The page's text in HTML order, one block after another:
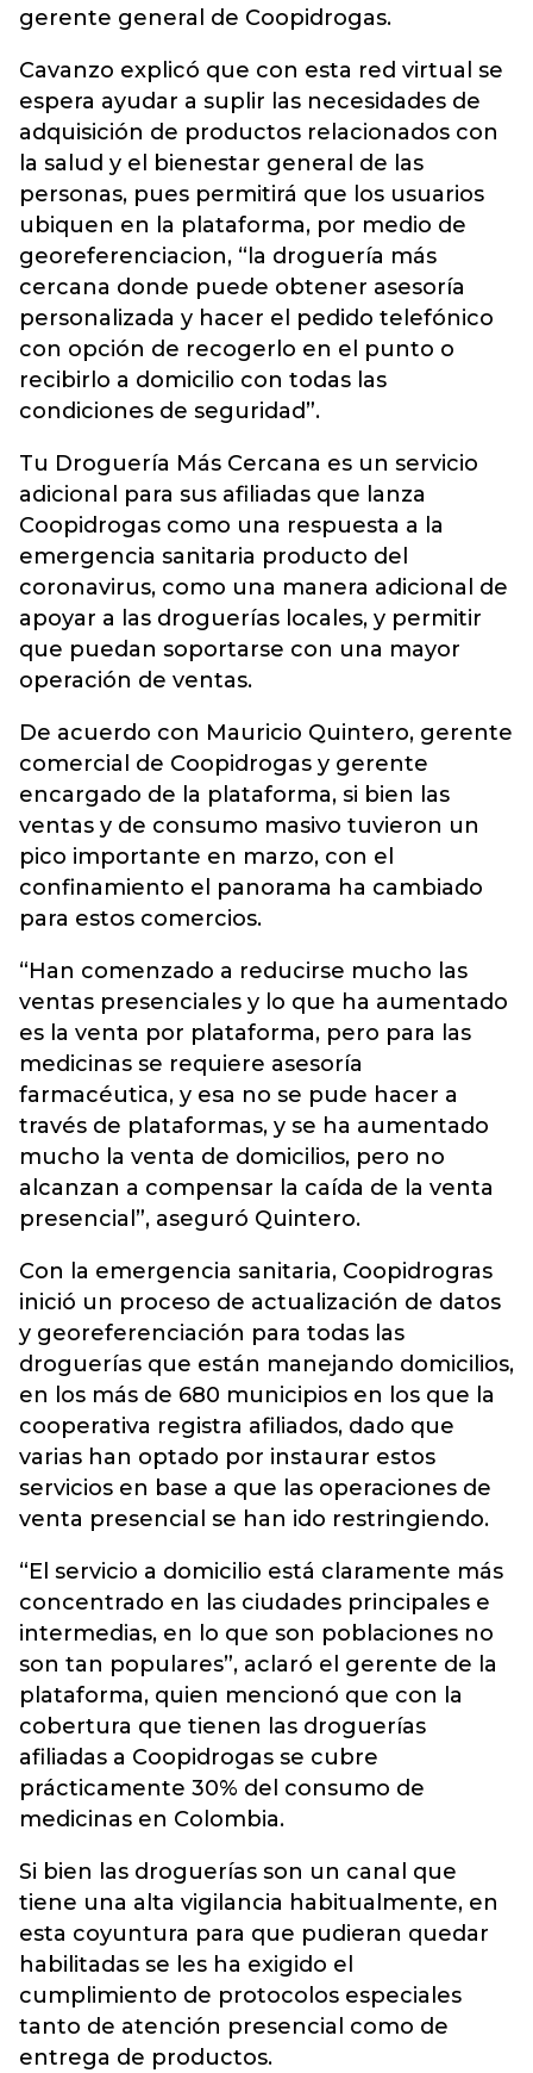
gerente general de Coopidrogas.
Cavanzo explicó que con esta red virtual se
espera ayudar a suplir las necesidades de
adquisición de productos relacionados con
la salud y el bienestar general de las
personas, pues permitirá que los usuarios
ubiquen en la plataforma, por medio de
georeferenciacion, “la droguería más
cercana donde puede obtener asesoría
personalizada y hacer el pedido telefónico
con opción de recogerlo en el punto o
recibirlo a domicilio con todas las
condiciones de seguridad”.
Tu Droguería Más Cercana es un servicio
adicional para sus afiliadas que lanza
Coopidrogas como una respuesta a la
emergencia sanitaria producto del
coronavirus, como una manera adicional de
apoyar a las droguerías locales, y permitir
que puedan soportarse con una mayor
operación de ventas.
De acuerdo con Mauricio Quintero, gerente
comercial de Coopidrogas y gerente
encargado de la plataforma, si bien las
ventas y de consumo masivo tuvieron un
pico importante en marzo, con el
confinamiento el panorama ha cambiado
para estos comercios.
“Han comenzado a reducirse mucho las
ventas presenciales y lo que ha aumentado
es la venta por plataforma, pero para las
medicinas se requiere asesoría
farmacéutica, y esa no se pude hacer a
través de plataformas, y se ha aumentado
mucho la venta de domicilios, pero no
alcanzan a compensar la caída de la venta
presencial”, aseguró Quintero.
Con la emergencia sanitaria, Coopidrogras
inició un proceso de actualización de datos
y georeferenciación para todas las
droguerías que están manejando domicilios,
en los más de 680 municipios en los que la
cooperativa registra afiliados, dado que
varias han optado por instaurar estos
servicios en base a que las operaciones de
venta presencial se han ido restringiendo.
“El servicio a domicilio está claramente más
concentrado en las ciudades principales e
intermedias, en lo que son poblaciones no
son tan populares”, aclaró el gerente de la
plataforma, quien mencionó que con la
cobertura que tienen las droguerías
afiliadas a Coopidrogas se cubre
prácticamente 30% del consumo de
medicinas en Colombia.
Si bien las droguerías son un canal que
tiene una alta vigilancia habitualmente, en
esta coyuntura para que pudieran quedar
habilitadas se les ha exigido el
cumplimiento de protocolos especiales
tanto de atención presencial como de
entrega de productos.